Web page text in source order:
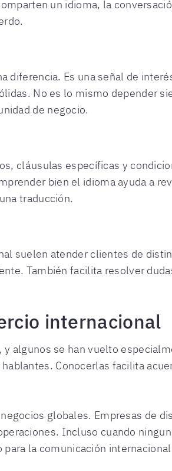
un idioma, la
diferencia. Es una señal de
No es lo mismo depender
de negocio.
cláusulas específicas y
bien el idioma ayuda a
traducción.
suelen atender clientes de
También facilita resolver
internacional
algunos se han vuelto
Conocerlas facilita
globales. Empresas de
Incluso cuando
la comunicación